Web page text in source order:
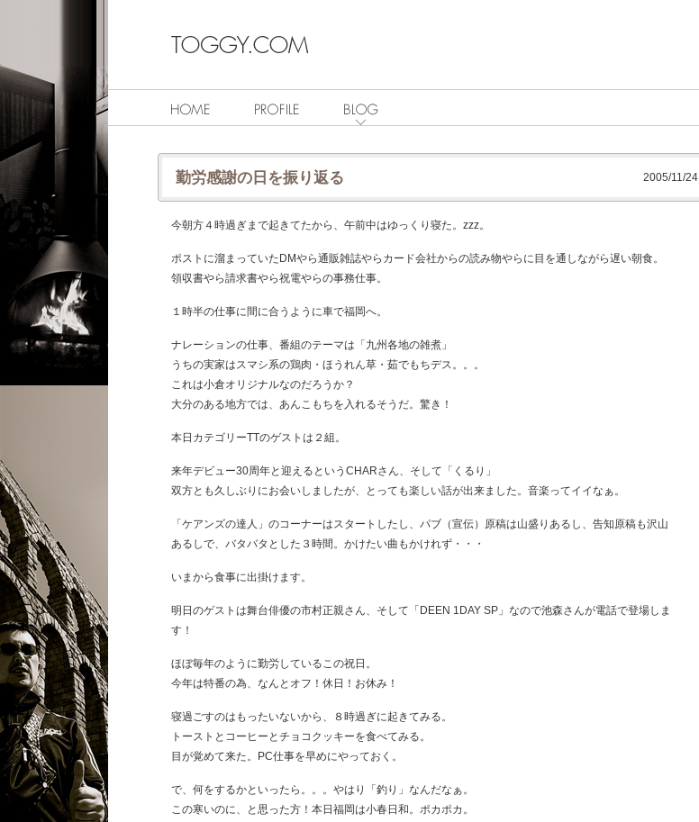
勤労感謝の日を振り返る 2005/11/24
今朝方４時過ぎまで起きてたから、午前中はゆっくり寝た。zzz。
ポストに溜まっていたDMやら通販雑誌やらカード会社からの読み物やらに目を通しながら遅い朝食。
領収書やら請求書やら祝電やらの事務仕事。
１時半の仕事に間に合うように車で福岡へ。
ナレーションの仕事、番組のテーマは「九州各地の雑煮」
うちの実家はスマシ系の鶏肉・ほうれん草・茹でもちデス。。。
これは小倉オリジナルなのだろうか？
大分のある地方では、あんこもちを入れるそうだ。驚き！
本日カテゴリーTTのゲストは２組。
来年デビュー30周年と迎えるというCHARさん、そして「くるり」
双方とも久しぶりにお会いしましたが、とっても楽しい話が出来ました。音楽ってイイなぁ。
「ケアンズの達人」のコーナーはスタートしたし、パブ（宣伝）原稿は山盛りあるし、告知原稿も沢山
あるしで、バタバタとした３時間。かけたい曲もかけれず・・・
いまから食事に出掛けます。
明日のゲストは舞台俳優の市村正親さん、そして「DEEN 1DAY SP」なので池森さんが電話で登場しま
す！
ほぼ毎年のように勤労しているこの祝日。
今年は特番の為、なんとオフ！休日！お休み！
寝過ごすのはもったいないから、８時過ぎに起きてみる。
トーストとコーヒーとチョコクッキーを食べてみる。
目が覚めて来た。PC仕事を早めにやっておく。
で、何をするかといったら。。。やはり「釣り」なんだなぁ。
この寒いのに、と思った方！本日福岡は小春日和。ポカポカ。